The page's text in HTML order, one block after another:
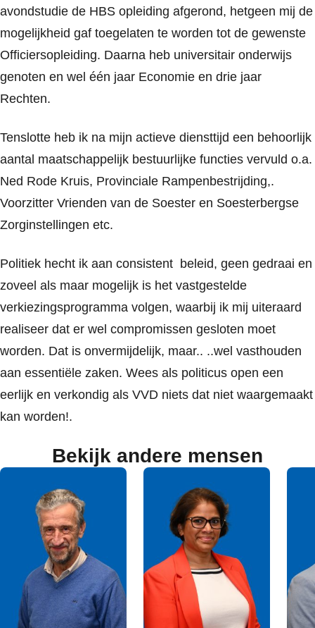
avondstudie de HBS opleiding afgerond, hetgeen mij de
mogelijkheid gaf toegelaten te worden tot de gewenste
Officiersopleiding. Daarna heb universitair onderwijs
genoten en wel één jaar Economie en drie jaar
Rechten.
Tenslotte heb ik na mijn actieve diensttijd een behoorlijk
aantal maatschappelijk bestuurlijke functies vervuld o.a.
Ned Rode Kruis, Provinciale Rampenbestrijding,.
Voorzitter Vrienden van de Soester en Soesterbergse
Zorginstellingen etc.
Politiek hecht ik aan consistent beleid, geen gedraai en
zoveel als maar mogelijk is het vastgestelde
verkiezingsprogramma volgen, waarbij ik mij uiteraard
realiseer dat er wel compromissen gesloten moet
worden. Dat is onvermijdelijk, maar.. ..wel vasthouden
aan essentiële zaken. Wees als politicus open een
eerlijk en verkondig als VVD niets dat niet waargemaakt
kan worden!.
Bekijk andere mensen